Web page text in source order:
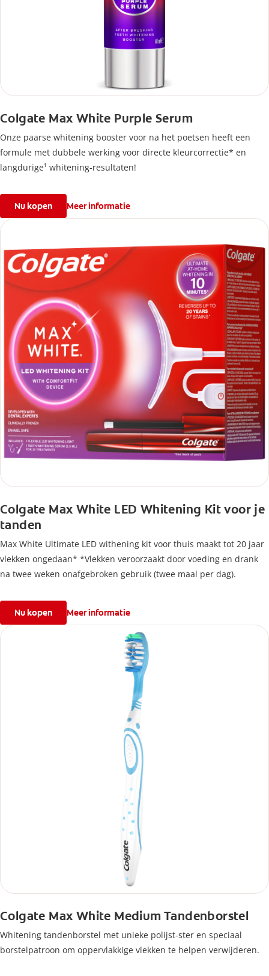
Colgate Max White Purple Serum
Onze paarse whitening booster voor na het poetsen heeft een
formule met dubbele werking voor directe kleurcorrectie* en
langdurige¹ whitening-resultaten!
Nu kopen Meer informatie
Colgate Max White LED Whitening Kit voor je
tanden
Max White Ultimate LED withening kit voor thuis maakt tot 20 jaar
vlekken ongedaan* *Vlekken veroorzaakt door voeding en drank
na twee weken onafgebroken gebruik (twee maal per dag).
Nu kopen Meer informatie
Colgate Max White Medium Tandenborstel
Whitening tandenborstel met unieke polijst-ster en speciaal
borstelpatroon om oppervlakkige vlekken te helpen verwijderen.